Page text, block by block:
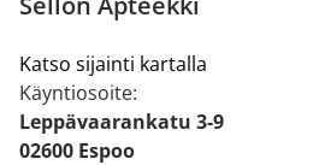
Katso sijainti kartalla
Käyntiosoite:
Leppävaarankatu 3-9
02600 Espoo